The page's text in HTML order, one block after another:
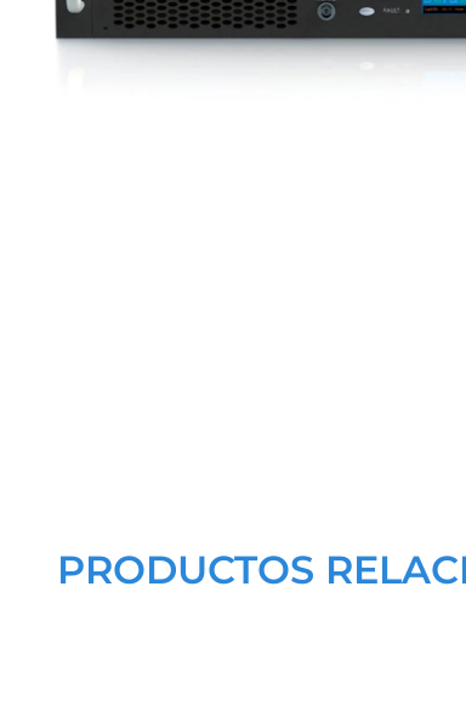
PRODUCTOS